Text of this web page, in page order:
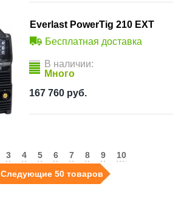
Everlast PowerTig 210 EXT
Бесплатная доставка
В наличии:
Много
167 760 руб.
3 4 5 6 7 8 9
10
Следующие 50 товаров